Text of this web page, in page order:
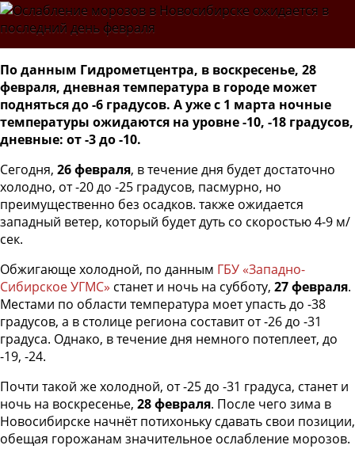
По данным Гидрометцентра, в воскресенье, 28
февраля, дневная температура в городе может
подняться до -6 градусов. А уже с 1 марта ночные
температуры ожидаются на уровне -10, -18 градусов,
дневные: от -3 до -10.
Сегодня, 26 февраля, в течение дня будет достаточно
холодно, от -20 до -25 градусов, пасмурно, но
преимущественно без осадков. также ожидается
западный ветер, который будет дуть со скоростью 4-9 м/
сек.
Обжигающе холодной, по данным ГБУ «Западно-
Сибирское УГМС» станет и ночь на субботу, 27 февраля.
Местами по области температура моет упасть до -38
градусов, а в столице региона составит от -26 до -31
градуса. Однако, в течение дня немного потеплеет, до
-19, -24.
Почти такой же холодной, от -25 до -31 градуса, станет и
ночь на воскресенье, 28 февраля. После чего зима в
Новосибирске начнёт потихоньку сдавать свои позиции,
обещая горожанам значительное ослабление морозов.